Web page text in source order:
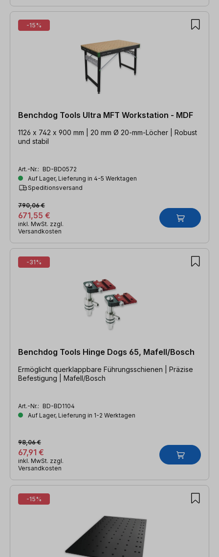
-15%
Benchdog Tools Ultra MFT Workstation - MDF
1126 x 742 x 900 mm | 20 mm Ø 20-mm-Löcher | Robust
und stabil
Art.-Nr.: BD-BD0572
Auf Lager, Lieferung in 4-5 Werktagen
Speditionsversand
671,55 €
790,06 €
inkl. MwSt. zzgl.
Versandkosten
-31%
Benchdog Tools Hinge Dogs 65, Mafell/Bosch
Ermöglicht querklappbare Führungsschienen | Präzise
Befestigung | Mafell/Bosch
Art.-Nr.: BD-BD1104
Auf Lager, Lieferung in 1-2 Werktagen
67,91 €
98,06 €
inkl. MwSt. zzgl.
Versandkosten
-15%